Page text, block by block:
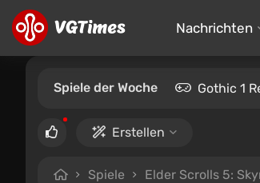
Nachrichten
Spiele der Woche Gothic 1
Erstellen
Spiele Elder Scrolls 5: